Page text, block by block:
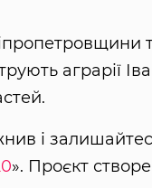
аграрії
і
». Проєкт